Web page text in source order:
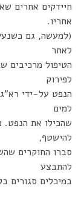
אחריו.
(למעשה, גם
לאחר
הטיפול מרכיבים
לפירוק
למים
שהכילו את הנפט.
להישטף,
סברו החוקרים
להתבצע
במיכלים סגורים